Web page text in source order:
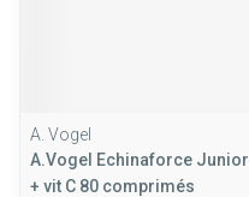
A. Vogel
A.Vogel Echinaforce Junior
+ vit C 80 comprimés